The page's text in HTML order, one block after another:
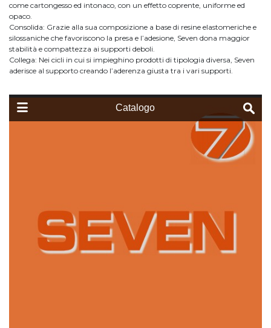
come cartongesso ed intonaco, con un effetto coprente, uniforme ed
opaco.
Consolida: Grazie alla sua composizione a base di resine elastomeriche e
silossaniche che favoriscono la presa e l’adesione, Seven dona maggior
stabilità e compattezza ai supporti deboli.
Collega: Nei cicli in cui si impieghino prodotti di tipologia diversa, Seven
aderisce al supporto creando l’aderenza giusta tra i vari supporti.